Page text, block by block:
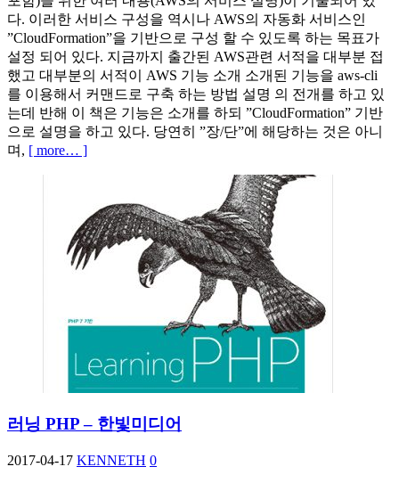
다. 이러한 서비스 구성을 역시나 AWS의 자동화 서비스인
”CloudFormation”을 기반으로 구성 할 수 있도록 하는 목표가
설정 되어 있다. 지금까지 출간된 AWS관련 서적을 대부분 접
했고 대부분의 서적이 AWS 기능 소개 소개된 기능을 aws-cli
를 이용해서 커맨드로 구축 하는 방법 설명 의 전개를 하고 있
는데 반해 이 책은 기능은 소개를 하되 ”CloudFormation” 기반
으로 설명을 하고 있다. 당연히 ”장/단”에 해당하는 것은 아니
며, [ more… ]
러닝 PHP – 한빛미디어
2017-04-17 KENNETH 0